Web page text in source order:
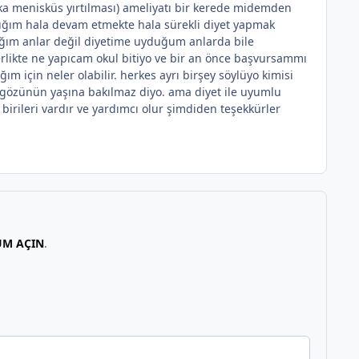
menisküs yırtılması) ameliyatı bir kerede midemden
hala devam etmekte hala sürekli diyet yapmak
anlar değil diyetime uyduğum anlarda bile
ne yapıcam okul bitiyo ve bir an önce başvursammı
için neler olabilir. herkes ayrı birşey söylüyo kimisi
yaşına bakılmaz diyo. ama diyet ile uyumlu
vardır ve yardımcı olur şimdiden teşekkürler
AÇIN.